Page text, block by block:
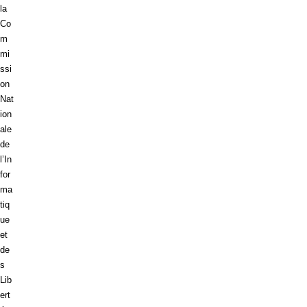
la
Co
m
mi
ssi
on
Nat
ion
ale
de
l’In
for
ma
tiq
ue
et
de
s
Lib
ert